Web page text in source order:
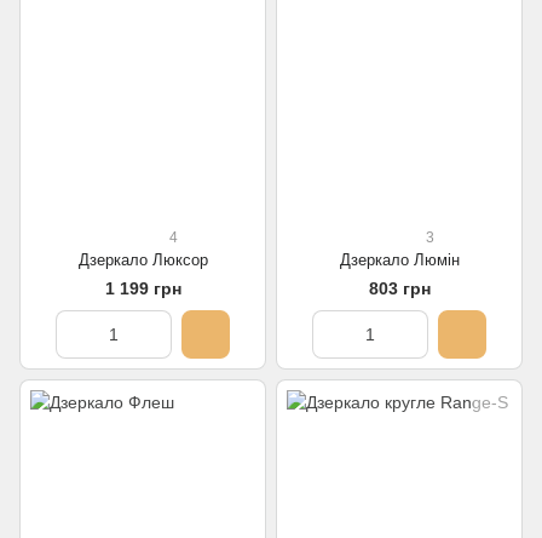
4
Дзеркало Люксор
1 199 грн
3
Дзеркало Люмін
803 грн